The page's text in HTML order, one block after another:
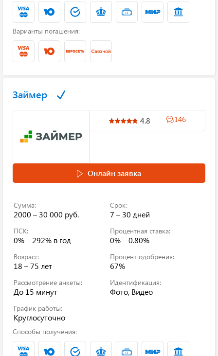
Варианты погашения:
Займер
4.8 146
Онлайн заявка
Сумма:
2000 – 30 000 руб.
Срок:
7 – 30 дней
ПСК:
0% – 292% в год
Процентная ставка:
0% – 0.80%
Возраст:
18 – 75 лет
Процент одобрения:
67%
Рассмотрение анкеты:
До 15 минут
Идентификация:
Фото, Видео
График работы:
Круглосуточно
Способы получения: